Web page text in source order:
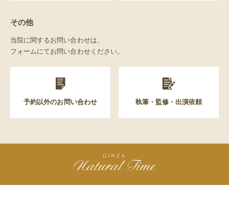
その他
当院に関するお問い合わせは、
フォームにてお問い合わせください。
予約以外のお問い合わせ 執筆・監修・出演依頼